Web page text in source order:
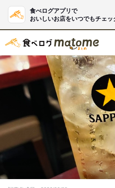
食べログアプリで
おいしいお店をいつでもチェッ